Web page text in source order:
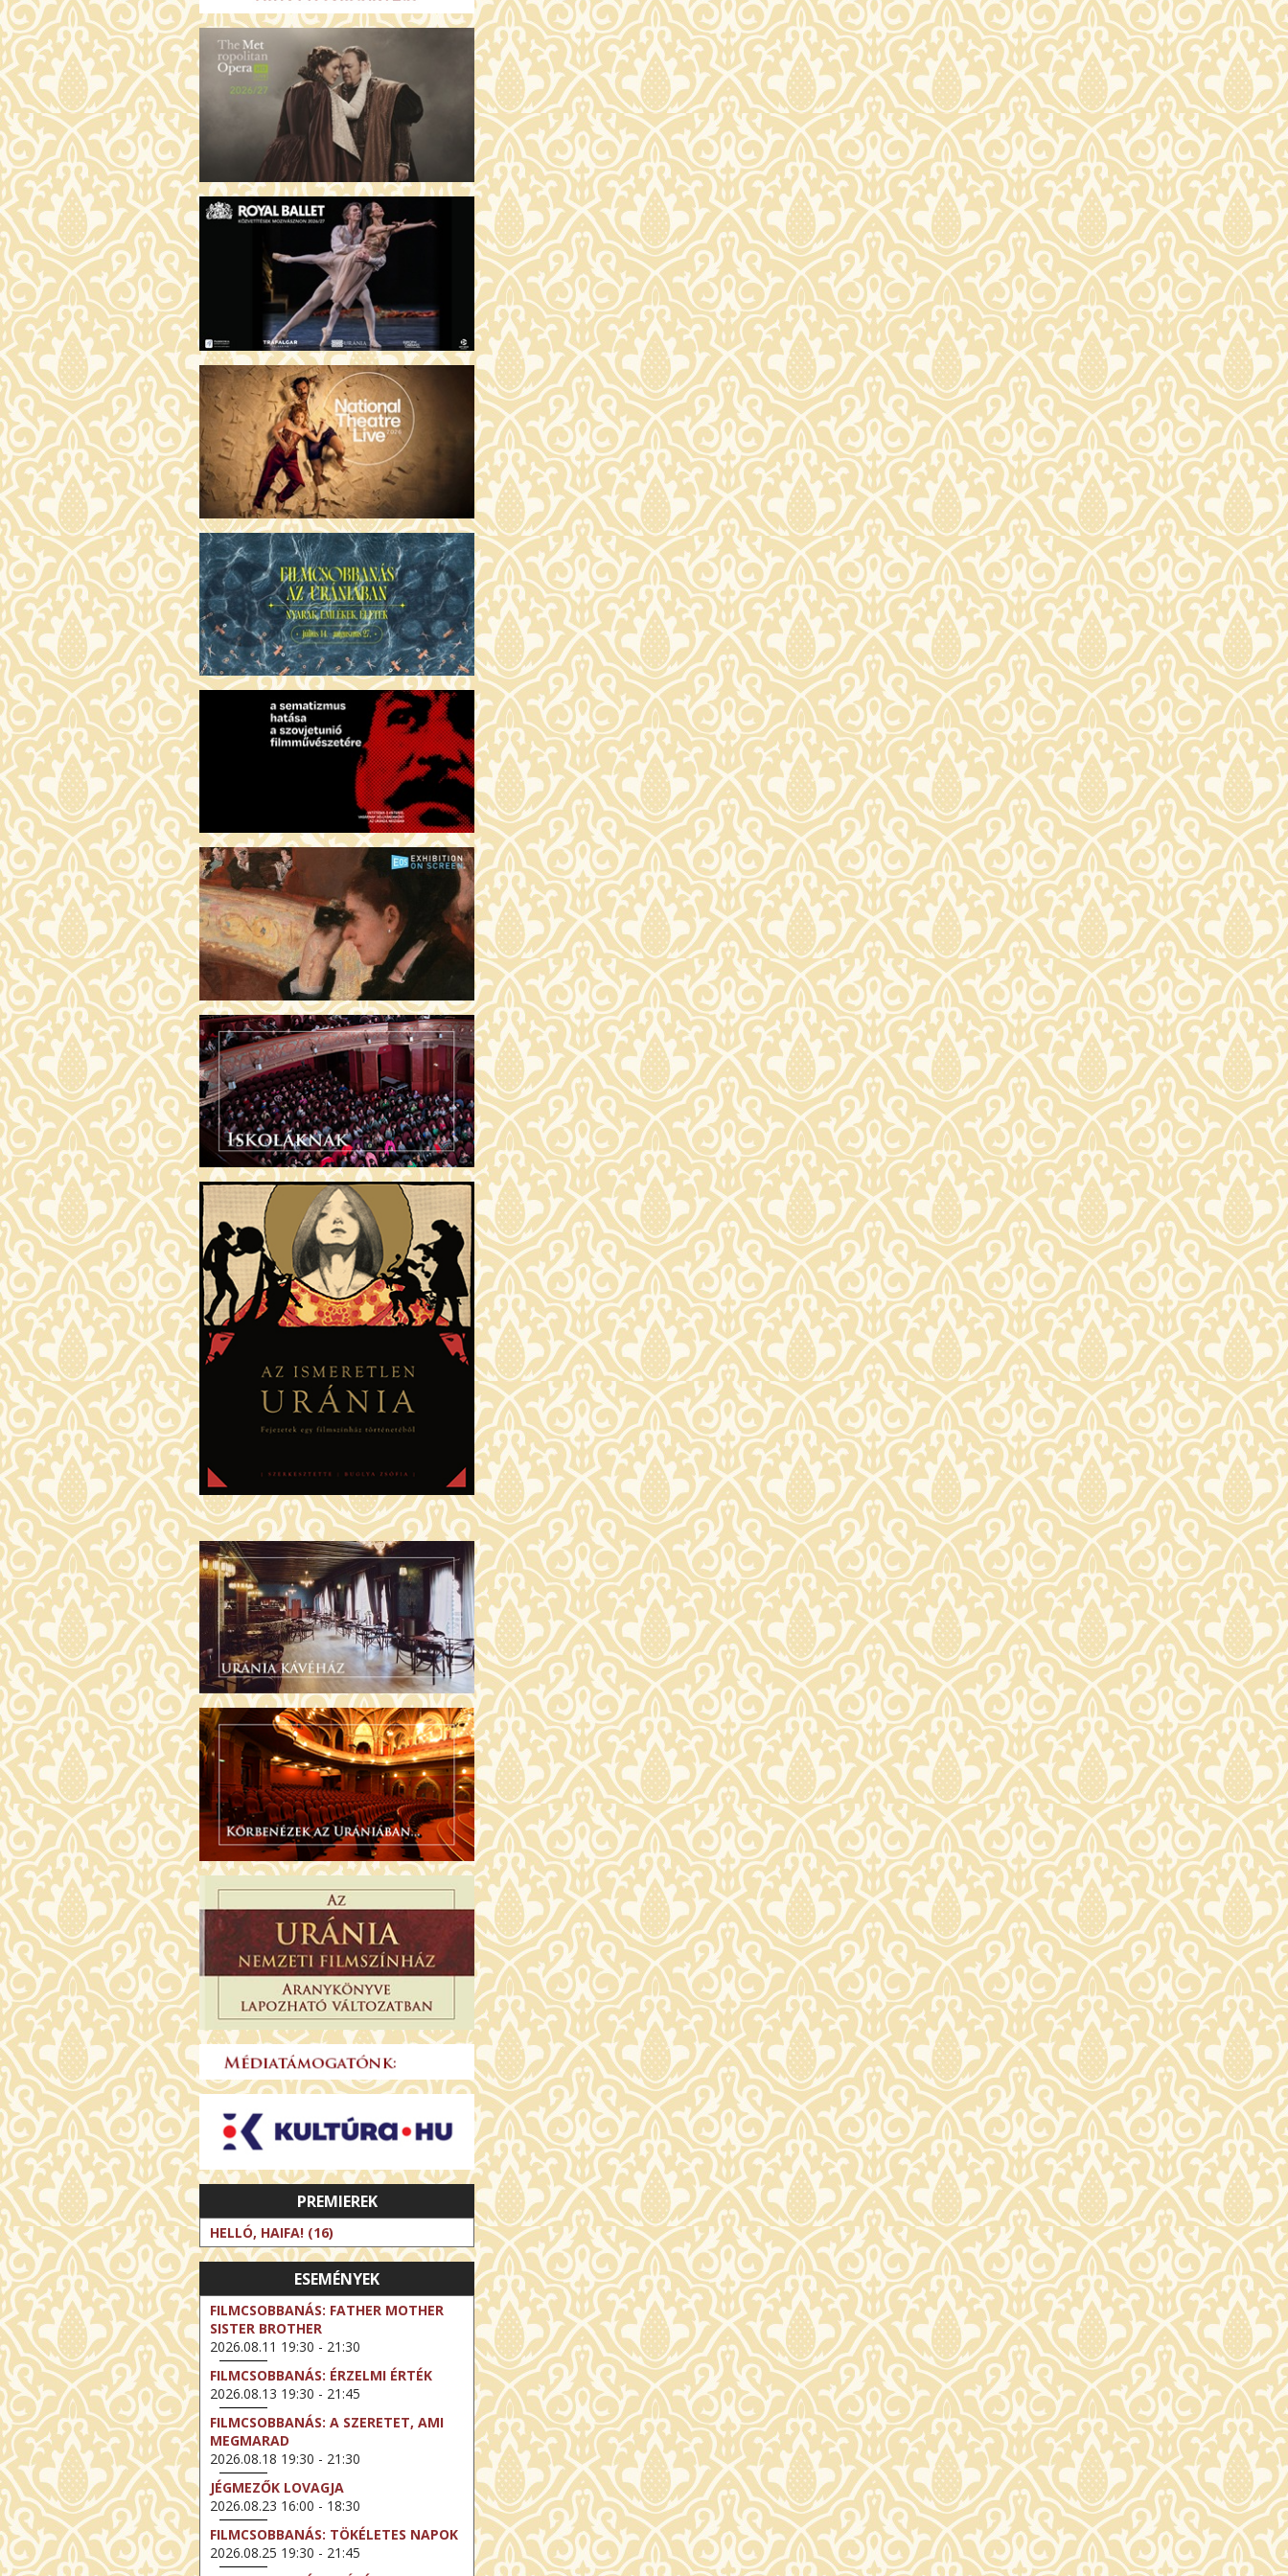
PREMIEREK
HELLÓ, HAIFA! (16)
ESEMÉNYEK
FILMCSOBBANÁS: FATHER MOTHER
SISTER BROTHER
2026.08.11 19:30 - 21:30
FILMCSOBBANÁS: ÉRZELMI ÉRTÉK
2026.08.13 19:30 - 21:45
FILMCSOBBANÁS: A SZERETET, AMI
MEGMARAD
2026.08.18 19:30 - 21:30
JÉGMEZŐK LOVAGJA
2026.08.23 16:00 - 18:30
FILMCSOBBANÁS: TÖKÉLETES NAPOK
2026.08.25 19:30 - 21:45